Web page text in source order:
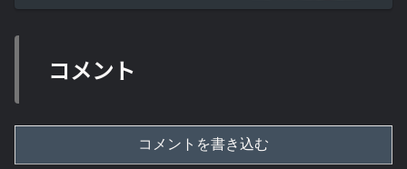
コメント
コメントを書き込む